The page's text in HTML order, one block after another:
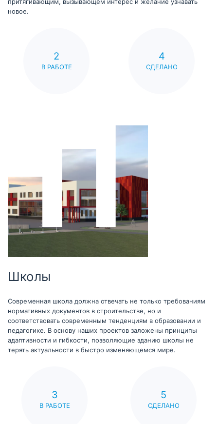
притягивающим, вызывающем интерес и желание узнавать
новое.
2
В РАБОТЕ
4
СДЕЛАНО
Школы
Современная школа должна отвечать не только требованиям
нормативных документов в строительстве, но и
соответствовать современным тенденциям в образовании и
педагогике. В основу наших проектов заложены принципы
адаптивности и гибкости, позволяющие зданию школы не
терять актуальности в быстро изменяющемся мире.
3
В РАБОТЕ
5
СДЕЛАНО